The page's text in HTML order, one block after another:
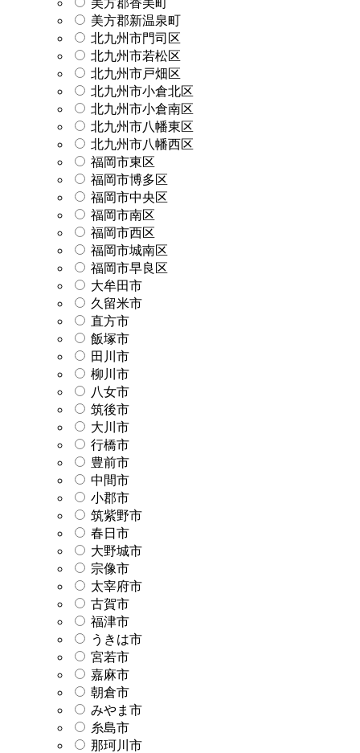
美方郡新温泉町
北九州市門司区
北九州市若松区
北九州市戸畑区
北九州市小倉北区
北九州市小倉南区
北九州市八幡東区
北九州市八幡西区
福岡市東区
福岡市博多区
福岡市中央区
福岡市南区
福岡市西区
福岡市城南区
福岡市早良区
大牟田市
久留米市
直方市
飯塚市
田川市
柳川市
八女市
筑後市
大川市
行橋市
豊前市
中間市
小郡市
筑紫野市
春日市
大野城市
宗像市
太宰府市
古賀市
福津市
うきは市
宮若市
嘉麻市
朝倉市
みやま市
糸島市
那珂川市